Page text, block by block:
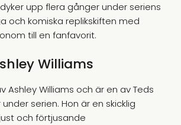
upp flera gånger under seriens
och komiska replikskiften med
till en fanfavorit.
Williams
Ashley Williams och är en av Teds
serien. Hon är en skicklig
och förtjusande